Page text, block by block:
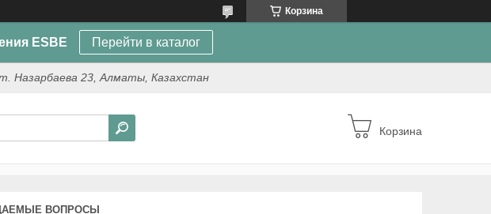
Корзина
ESBE Перейти в каталог
Назарбаева 23, Алматы, Казахстан
Корзина
ВОПРОСЫ